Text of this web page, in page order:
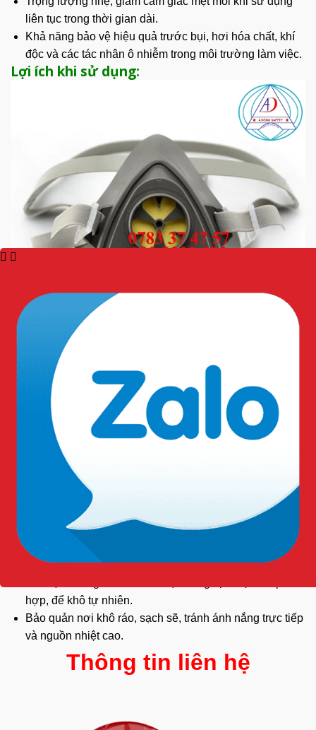
liên tục trong thời gian dài.
Khả năng bảo vệ hiệu quả trước bụi, hơi hóa chất, khí
độc và các tác nhân ô nhiễm trong môi trường làm việc.
Lợi ích khi sử dụng:
Giúp bảo vệ hệ hô hấp khỏi bụi mịn, hơi hóa chất
độc và các tác nhân ô nhiễm trong môi trường làm việc.
Giảm nguy cơ mắc các bệnh về đường hô hấp do tiếp
xúc thường xuyên với hóa chất và bụi công nghiệp.
Dễ dàng thay thế phin lọc và vệ sinh, giúp tiết kiệm chi
phí sử dụng lâu dài.
Tăng độ an toàn cho người lao động trong các ngành
sơn, hóa chất, cơ khí, xây dựng và sản xuất công
Hướng dẫn vệ sinh và bảo quản:
Tháo phin lọc trước khi vệ sinh mặt nạ.
hợp, để khô tự nhiên.
Bảo quản nơi khô ráo, sạch sẽ, tránh ánh nắng trực tiếp
và nguồn nhiệt cao.
Thông tin liên hệ